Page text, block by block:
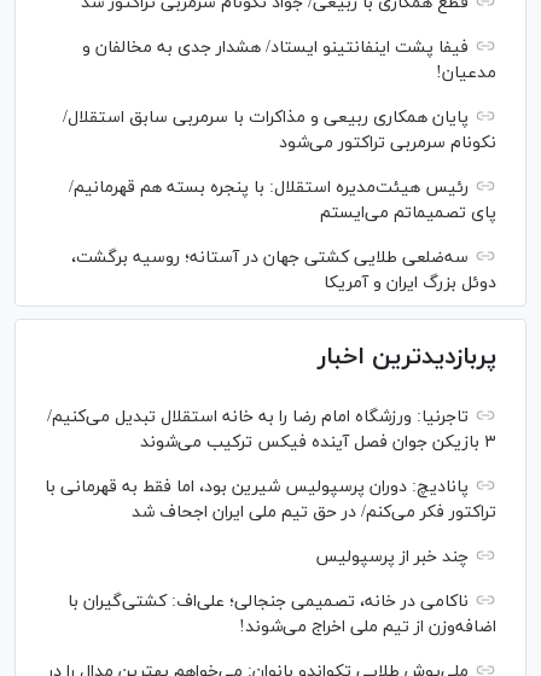
فیفا پشت اینفانتینو ایستاد/ هشدار جدی به مخالفان و
مدعیان!
پایان همکاری ربیعی و مذاکرات با سرمربی سابق استقلال/
نکونام سرمربی تراکتور می‌شود
رئیس هیئت‌مدیره استقلال: با پنجره بسته هم قهرمانیم/
پای تصمیماتم می‌ایستم
سه‌ضلعی طلایی کشتی جهان در آستانه؛ روسیه برگشت،
دوئل بزرگ ایران و آمریکا
پربازدیدترین اخبار
تاجرنیا: ورزشگاه امام رضا را به خانه استقلال تبدیل می‌کنیم/
۳ بازیکن جوان فصل آینده فیکس ترکیب می‌شوند
پانادیچ: دوران پرسپولیس شیرین بود، اما فقط به قهرمانی با
تراکتور فکر می‌کنم/ در حق تیم ملی ایران اجحاف شد
چند خبر از پرسپولیس
ناکامی در خانه، تصمیمی جنجالی؛ علی‌اف: کشتی‌گیران با
اضافه‌وزن از تیم ملی اخراج می‌شوند!